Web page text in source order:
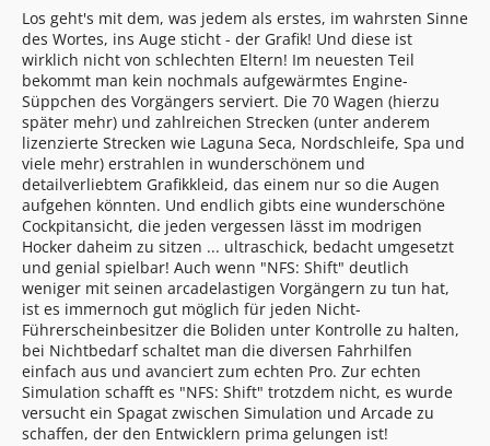
Los geht's mit dem, was jedem als erstes, im wahrsten Sinne
des Wortes, ins Auge sticht - der Grafik! Und diese ist
wirklich nicht von schlechten Eltern! Im neuesten Teil
bekommt man kein nochmals aufgewärmtes Engine-
Süppchen des Vorgängers serviert. Die 70 Wagen (hierzu
später mehr) und zahlreichen Strecken (unter anderem
lizenzierte Strecken wie Laguna Seca, Nordschleife, Spa und
viele mehr) erstrahlen in wunderschönem und
detailverliebtem Grafikkleid, das einem nur so die Augen
aufgehen könnten. Und endlich gibts eine wunderschöne
Cockpitansicht, die jeden vergessen lässt im modrigen
Hocker daheim zu sitzen ... ultraschick, bedacht umgesetzt
und genial spielbar! Auch wenn "NFS: Shift" deutlich
weniger mit seinen arcadelastigen Vorgängern zu tun hat,
ist es immernoch gut möglich für jeden Nicht-
Führerscheinbesitzer die Boliden unter Kontrolle zu halten,
bei Nichtbedarf schaltet man die diversen Fahrhilfen
einfach aus und avanciert zum echten Pro. Zur echten
Simulation schafft es "NFS: Shift" trotzdem nicht, es wurde
versucht ein Spagat zwischen Simulation und Arcade zu
schaffen, der den Entwicklern prima gelungen ist!